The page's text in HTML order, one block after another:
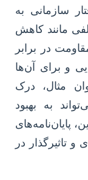
سازمانی به
مانند کاهش
در برابر
و برای آن‌ها
مثال، درک
به بهبود
پایان‌نامه‌های
تاثیرگذار در